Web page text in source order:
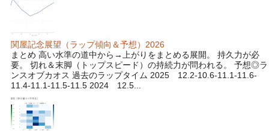
関屋記念展望（ラップ傾向＆予想）2026
まとめ 高い水準の道中から→上がりをまとめる展開。 持久力が必
要。 切れ＆末脚（トップスピード）の持続力が問われる。 予想◎ラ
ンスオブカオス 過去のラップタイム 2025 12.2-10.6-11.1-11.6-
11.4-11.1-11.5-11.5 2024 12.5...